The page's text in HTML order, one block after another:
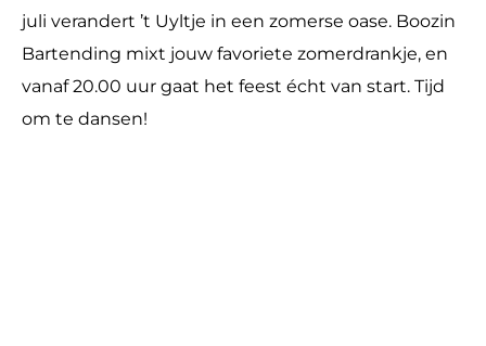
juli verandert ’t Uyltje in een zomerse oase. Boozin
Bartending mixt jouw favoriete zomerdrankje, en
vanaf 20.00 uur gaat het feest écht van start. Tijd
om te dansen!